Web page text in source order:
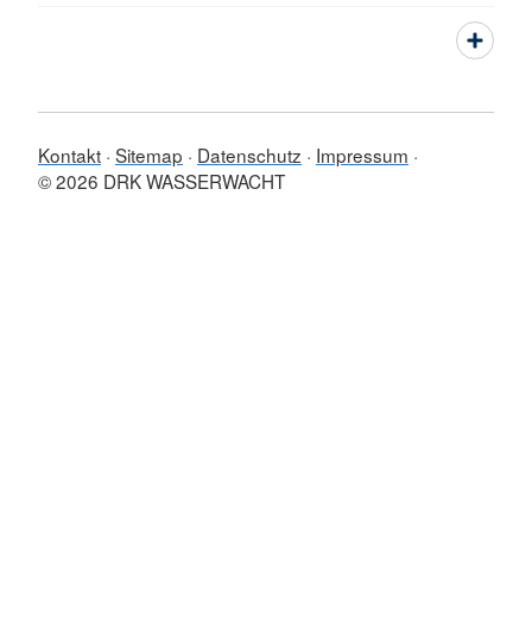
Kontakt Sitemap Datenschutz
Impressum
© 2026 DRK WASSERWACHT